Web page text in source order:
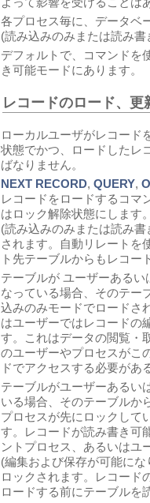
各プロセス毎に、データベ
(読み込みのみまたは読み
デフォルトで、コマンドを
き可能モードにあります。
レコードのロード、更
ローカルユーザがレコード
状態でかつ、ロードしたレ
ばなりません。
NEXT RECORD, QUERY,
レコードをロードするコマ
はロック解除状態にします
(読み込みのみまたは読み
されます。自動リレートを
ト先テーブルからもレコー
テーブルが ユーザーある
なっている場合、そのテー
込みのみモードでロードさ
はユーザーではレコードの
す。これはデータの閲覧・
のユーザーやプロセスがこ
ドでアクセスする必要があ
テーブルがユーザーあるい
いる場合、そのテーブルか
プロセスが先にロックして
す。レコードが読み書き可
ントプロセス、あるいはユ
(編集および保存が可能に
ロックされます。レコード
ロードする前にテーブルを